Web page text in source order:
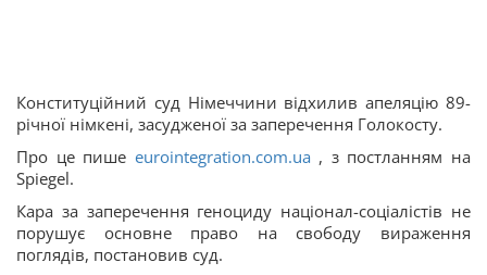
Конституційний суд Німеччини відхилив апеляцію 89-
річної німкені, засудженої за заперечення Голокосту.
Про це пише eurointegration.com.ua , з постланням на
Spiegel.
Кара за заперечення геноциду націонал-соціалістів не
порушує основне право на свободу вираження
поглядів, постановив суд.